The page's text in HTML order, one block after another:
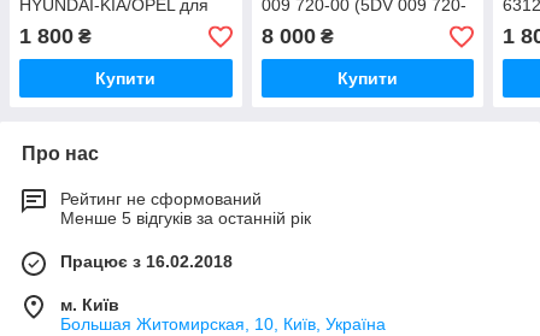
HYUNDAI-KIA/OPEL для
Hyundai Hella 5DV 009
000-00 D1S
1 800 ₴
Купити
009 720-00 (5DV 009 720-
001) Opel Insignia
8 000₴
Купити
1
Про нас
Рейтинг не сформований
Менше 5 відгуків за останній рік
Працює з 16.02.2018
м. Київ
Большая Житомирская, 10, Київ, Україна